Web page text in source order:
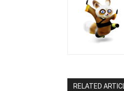
RELATED